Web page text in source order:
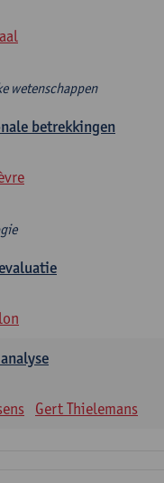
wetenschappen
betrekkingen
Gert Thielemans